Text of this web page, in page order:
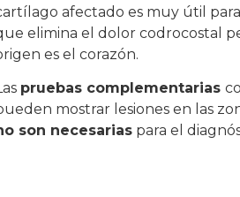
afectado es muy útil para
elimina el dolor codrocostal
es el corazón.
pruebas complementarias
mostrar lesiones en las
son necesarias para el